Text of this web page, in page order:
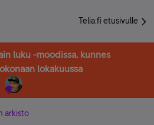
Telia.fi etusivulle
luku -moodissa, kunnes
lokakuussa
arkisto